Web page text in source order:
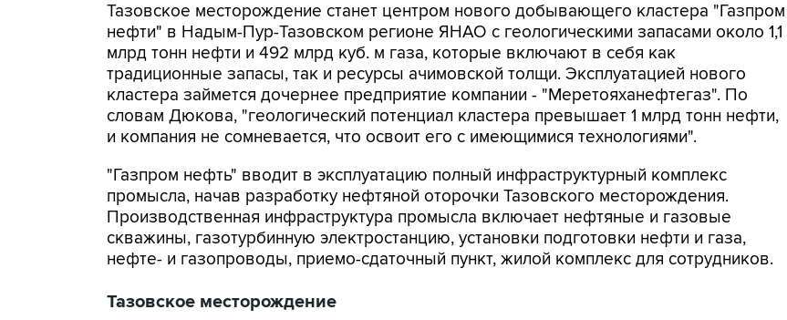
Тазовское месторождение станет центром нового добывающего кластера "Газпром
нефти" в Надым-Пур-Тазовском регионе ЯНАО с геологическими запасами около 1,1
млрд тонн нефти и 492 млрд куб. м газа, которые включают в себя как
традиционные запасы, так и ресурсы ачимовской толщи. Эксплуатацией нового
кластера займется дочернее предприятие компании - "Меретояханефтегаз". По
словам Дюкова, "геологический потенциал кластера превышает 1 млрд тонн нефти,
и компания не сомневается, что освоит его с имеющимися технологиями".
"Газпром нефть" вводит в эксплуатацию полный инфраструктурный комплекс
промысла, начав разработку нефтяной оторочки Тазовского месторождения.
Производственная инфраструктура промысла включает нефтяные и газовые
скважины, газотурбинную электростанцию, установки подготовки нефти и газа,
нефте- и газопроводы, приемо-сдаточный пункт, жилой комплекс для сотрудников.
Тазовское месторождение